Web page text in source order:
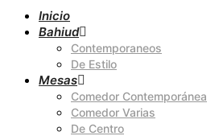
Inicio
Bahiud
Contemporaneos
De Estilo
Mesas
Comedor Contemporánea
Comedor Varias
De Centro